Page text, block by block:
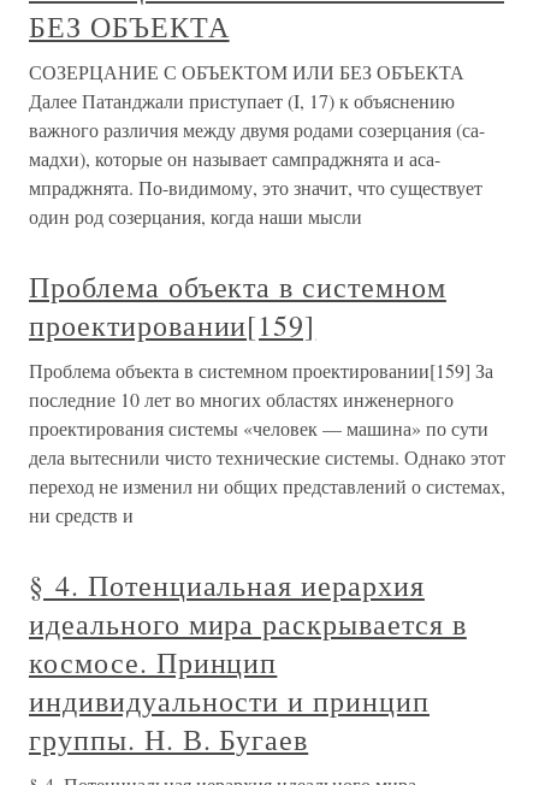
БЕЗ ОБЪЕКТА
СОЗЕРЦАНИЕ С ОБЪЕКТОМ ИЛИ БЕЗ ОБЪЕКТА
Далее Патанджали приступает (I, 17) к объяснению
важного различия между двумя родами созерцания (са-
мадхи), которые он называет сампраджнята и аса-
мпраджнята. По-видимому, это значит, что существует
один род созерцания, когда наши мысли
Проблема объекта в системном
проектировании[159]
Проблема объекта в системном проектировании[159] За
последние 10 лет во многих областях инженерного
проектирования системы «человек — машина» по сути
дела вытеснили чисто технические системы. Однако этот
переход не изменил ни общих представлений о системах,
ни средств и
§ 4. Потенциальная иерархия
идеального мира раскрывается в
космосе. Принцип
индивидуальности и принцип
группы. Н. В. Бугаев